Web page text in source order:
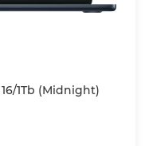
1Tb (Midnight)